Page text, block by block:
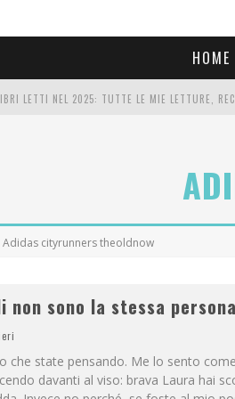
HOME
LETTI NEL 2025: TUTTE LE MIE LETTURE,
Adidas cityrunners theoldnow
non sono la stessa persona
che state pensando. Me lo sento
davanti al viso: brava Laura hai